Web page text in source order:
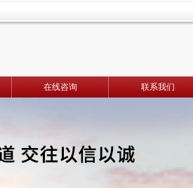
在线咨询 联系我们